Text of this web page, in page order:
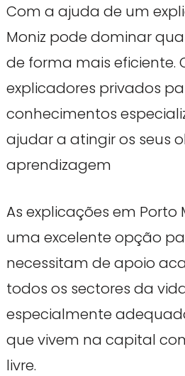
Com a ajuda de um
Moniz pode dominar
de forma mais eficiente.
explicadores privados
conhecimentos
ajudar a atingir os seus
aprendizagem
As explicações em Porto
uma excelente opção
necessitam de apoio
todos os sectores da
especialmente
que vivem na capital
livre.